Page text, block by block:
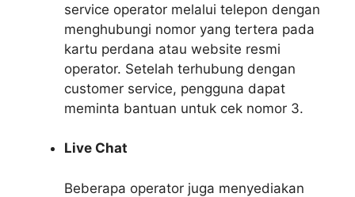
service operator melalui telepon dengan
menghubungi nomor yang tertera pada
kartu perdana atau website resmi
operator. Setelah terhubung dengan
customer service, pengguna dapat
meminta bantuan untuk cek nomor 3.
Live Chat
Beberapa operator juga menyediakan